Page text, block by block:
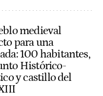
medieval
para una
100 habitantes,
Histórico-
y castillo del